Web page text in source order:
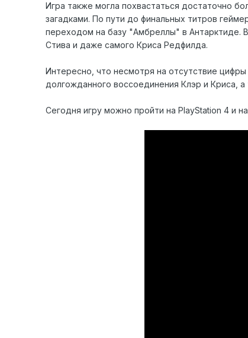
Игра также могла похвастаться достаточно
загадками. По пути до финальных титров
переходом на базу "Амбреллы" в Антарктиде.
Стива и даже самого Криса Редфилда.
Интересно, что несмотря на отсутствие
долгожданного воссоединения Клэр и Криса,
Сегодня игру можно пройти на PlayStation 4 и